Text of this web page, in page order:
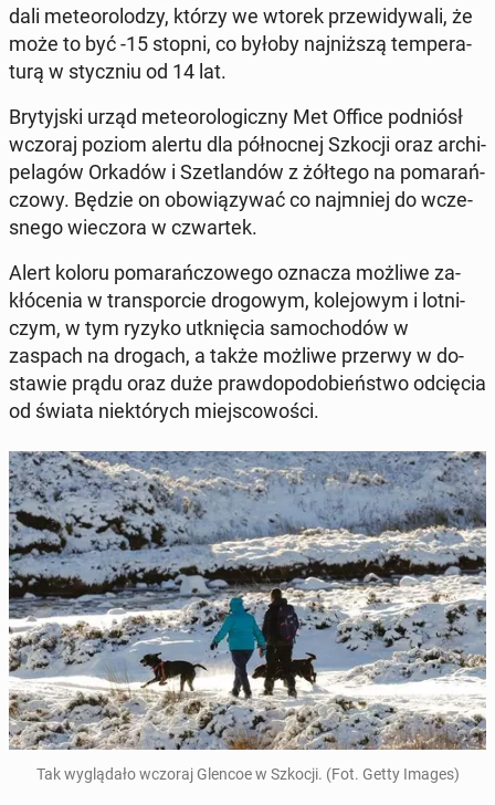
da­li me­te­oro­lo­dzy, którzy we wtorek prze­wi­dy­wa­li, że
może to być -15 stopni, co byłoby naj­niż­szą tem­pe­ra­
tu­rą w stycz­niu od 14 lat.
Bry­tyj­ski urząd me­te­oro­lo­gicz­ny Met Office pod­niósł
wczoraj poziom alertu dla pół­noc­nej Szkocji oraz ar­chi­
pe­la­gów Orkadów i Sze­tlan­dów z żółtego na po­ma­rań­
czo­wy. Będzie on obo­wią­zy­wać co naj­mniej do wcze­
sne­go wie­czo­ra w czwar­tek.
Alert koloru po­ma­rań­czo­we­go oznacza możliwe za­
kłó­ce­nia w trans­por­cie dro­go­wym, ko­le­jo­wym i lot­ni­
czym, w tym ryzyko utknię­cia sa­mo­cho­dów w
zaspach na drogach, a także możliwe przerwy w do­
sta­wie prądu oraz duże praw­do­po­do­bień­stwo od­cię­cia
od świata nie­któ­rych miej­sco­wo­ści.
Tak wy­glą­da­ło wczoraj Glencoe w Szkocji. (Fot. Getty Images)